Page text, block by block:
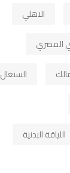
الاهلي
المصري
السنغال
اللياقة البدنية